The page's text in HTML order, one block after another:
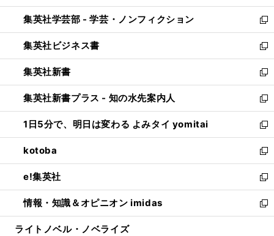
開
く
ウ
で
開
く
ン
ド
ウ
で
開
く
ウ
ィ
ン
ド
ウ
で
開
く
集英社学芸部 - 学芸・ノンフィクション
新
し
い
ウ
ィ
ン
ド
ウ
で
開
く
集英社ビジネス書
新
し
い
ウ
ィ
ン
ド
ウ
で
開
く
集英社新書
新
し
い
ウ
ィ
ン
ド
ウ
で
開
く
集英社新書プラス - 知の水先案内人
新
し
い
ウ
ィ
ン
ド
ウ
で
開
1日5分で、明日は変わる よみタイ yomitai
新
し
い
ウ
ィ
ン
ド
ウ
kotoba
新
し
い
ウ
ィ
ン
e!集英社
新
し
い
ウ
情報・知識＆オピニオン imidas
新
し
ライトノベル・ノベライズ